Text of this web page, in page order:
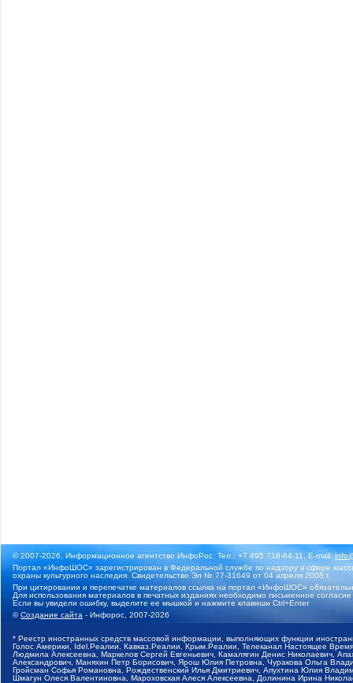
© 2007-2026, Информационное агентство ИнфоРос. Тел.: +7 495 718-84-11, E-mail:
Портал «ИнфоШОС» зарегистрирован в Федеральной службе по надзору в сфере
охраны культурного наследия. Свидетельство Эл № 77-31649 от 04 апреля 2008 г.
При цитировании и перепечатке материалов ссылка на портал «ИнфоШОС»
Для использования материалов в печатных изданиях необходимо письменное
Если вы увидели ошибку, выделите ее мышкой и нажмите клавиши Ctrl+Enter
©Создание сайта - Инфорос, 2007-2026
* Реестр иностранных средств массовой информации, выполняющих функции
Голос Америки, Idel.Реалии, Кавказ.Реалии, Крым.Реалии, Телеканал Настоящее
Людмила Алексеевна, Маркелов Сергей Евгеньевич, Камалягин Денис Николаевич,
Александрович, Маняхин Петр Борисович, Ярош Юлия Петровна, Чуракова Ольга
Гройсман Софья Романовна, Рождественский Илья Дмитриевич, Апухтина Юлия
Шмагун Олеся Валентиновна, Мароховская Алеся Алексеевна, Долинина Ирина